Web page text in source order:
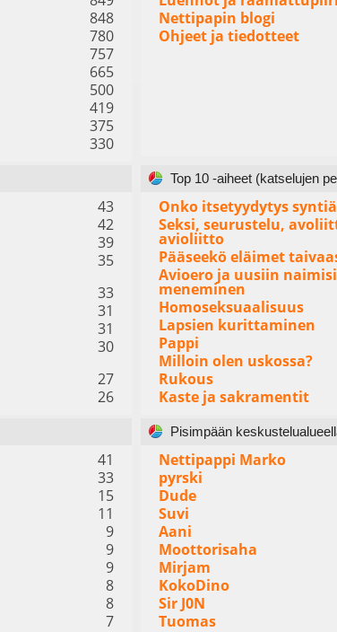
848
780
757
665
500
419
375
330
Nettipapin blogi
Ohjeet ja tiedotteet
43
42
39
35
33
31
31
30
27
26
Top 10 -aiheet (katselujen
Onko itsetyydytys
Seksi, seurustelu,
avioliitto
Pääseekö eläimet
Avioero ja uusiin
meneminen
Homoseksuaalisuus
Lapsien kurittaminen
Pappi
Milloin olen uskossa?
Rukous
Kaste ja sakramentit
41
33
15
11
9
9
9
8
8
7
Pisimpään
Nettipappi Marko
pyrski
Dude
Suvi
Aani
Moottorisaha
Mirjam
KokoDino
Sir J0N
Tuomas